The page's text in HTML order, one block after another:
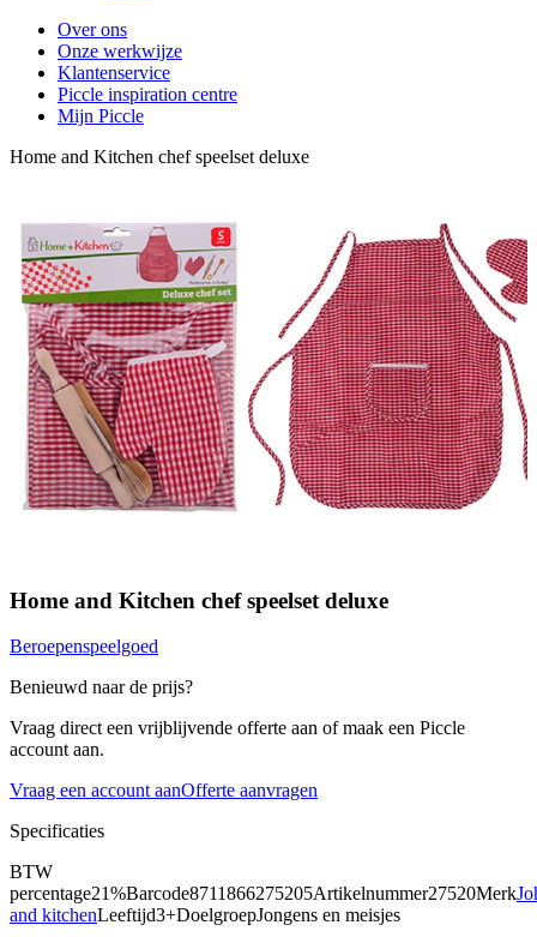
Over ons
Onze werkwijze
Klantenservice
Piccle inspiration centre
Mijn Piccle
Home and Kitchen chef speelset deluxe
Home and Kitchen chef speelset deluxe
Beroepenspeelgoed
Benieuwd naar de prijs?
Vraag direct een vrijblijvende offerte aan of maak een Piccle
account aan.
Vraag een account aanOfferte aanvragen
Specificaties
BTW
percentage21%Barcode8711866275205Artikelnummer27520Merk
and kitchenLeeftijd3+DoelgroepJongens en meisjes